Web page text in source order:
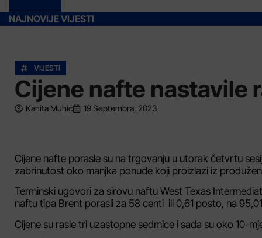
NAJNOVIJE VIJESTI
VIJESTI
Cijene nafte nastavile
Kanita Muhić 19 Septembra, 2023
Cijene nafte porasle su na trgovanju u utorak četvrtu
zabrinutost oko manjka ponude koji proizlazi iz
Terminski ugovori za sirovu naftu West Texas
naftu tipa Brent porasli za 58 centi ili 0,61 posto, na
Cijene su rasle tri uzastopne sedmice i sada su oko 10-